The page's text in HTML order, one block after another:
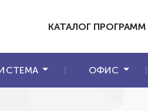
КАТАЛОГ ПРОГРАММ
ОФИС